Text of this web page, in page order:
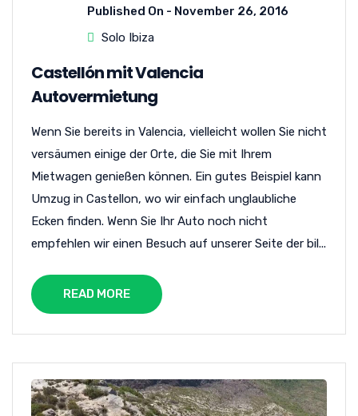
Published On - November 26, 2016
Solo Ibiza
Castellón mit Valencia
Autovermietung
Wenn Sie bereits in Valencia, vielleicht wollen Sie nicht
versäumen einige der Orte, die Sie mit Ihrem
Mietwagen genießen können. Ein gutes Beispiel kann
Umzug in Castellon, wo wir einfach unglaubliche
Ecken finden. Wenn Sie Ihr Auto noch nicht
empfehlen wir einen Besuch auf unserer Seite der bil...
READ MORE